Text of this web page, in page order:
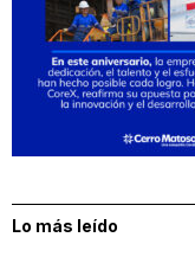
Lo más leído